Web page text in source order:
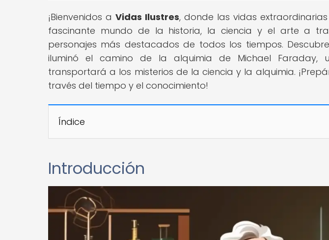
¡Bienvenidos a Vidas Ilustres, donde las vidas
fascinante mundo de la historia, la ciencia y el arte a
personajes más destacados de todos los tiempos.
iluminó el camino de la alquimia de Michael Faraday,
transportará a los misterios de la ciencia y la alquimia.
través del tiempo y el conocimiento!
Índice
Introducción